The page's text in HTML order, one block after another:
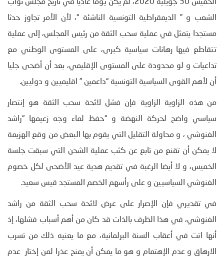
الخميس 30 جويلية 2020، لم يكن يوما عاديا في تاريخ مجلس نواب
الشعب و ” الديمقراطية التونسية الناشئة “، لأن الأمر تجاوز حدثا
مستجدا يتمثل في عملية سحب الثقة من رئيس المجلس، إلى عملية
تتقاطع فيها رهانات سياسية كبرى، على المستوى الوطني مع
تداعيات و لو محدودة على المستوى الإقليمي، بعد أن أضحى جليا
أن لأهم القوى السياسية التونسية “داعمين ” اقليميين و دوليين.
من هذه الزاوية الزاوية فإن فشل لائحة سحب الثقة هو إنتصار
سياسي واضح لحركة النهضة و “حفظ لماء وجه زعيمها “راشد
الغنوشي ، و محاولة التقليل التي يقوم بها البعض من وقع الهزيمة
لا يمكن أن تقنع من تابع عن كثب عملية الشحن التي سبقت جلسة
الخميس، و لا أيضا الرغبة في تقديم هدية عيد الأضحى لكل خصوم
الغنوشي السياسيين و على رأسهم الخصم المستجد قيس سعيد.
في تقديري فإن الإصرار على عرض لائحة سحب الثقة من راشد
الغنوشي، في هذا الظرف بالذات قد كان من أهم أسباب فشلها، إذ
أنها اتت في أعقاب السنة البرلمانية، مع ما يعنيه ذلك من تسرب
الارهاق و عدم الإهتمام و هو ما يمكن أن يمنح عذرا لمن إختار عدم